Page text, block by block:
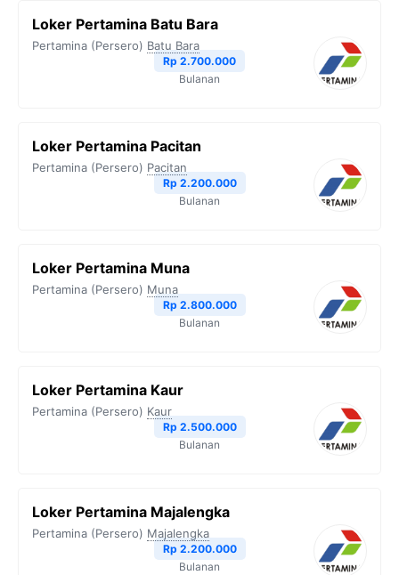
Loker Pertamina Batu Bara
Pertamina (Persero) Batu Bara
Rp 2.700.000
Bulanan
Loker Pertamina Pacitan
Pertamina (Persero) Pacitan
Rp 2.200.000
Bulanan
Loker Pertamina Muna
Pertamina (Persero) Muna
Rp 2.800.000
Bulanan
Loker Pertamina Kaur
Pertamina (Persero) Kaur
Rp 2.500.000
Bulanan
Loker Pertamina Majalengka
Pertamina (Persero) Majalengka
Rp 2.200.000
Bulanan